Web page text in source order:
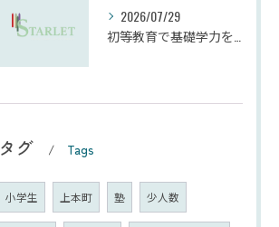
2026/07/29
タグ Tags
小学生 上本町 塾 少人数